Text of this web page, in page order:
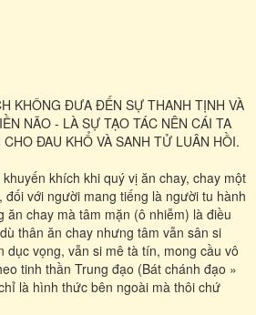
KHÔNG ĐƯA ĐẾN SỰ THANH TỊNH VÀ
NÃO - LÀ SỰ TẠO TÁC NÊN CÁI TA
ĐAU KHỔ VÀ SANH TỬ LUÂN HỒI.
khích khi quý vị ăn chay, chay một
đối với người mang tiếng là người tu hành
ăn chay mà tâm mặn (ô nhiễm) là điều
thân ăn chay nhưng tâm vẫn sân si
dục vọng, vẫn si mê tà tín, mong cầu vô
tinh thần Trung đạo (Bát chánh đạo »
là hình thức bên ngoài mà thôi chứ